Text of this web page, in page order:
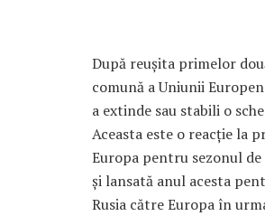
După reușita primelor
comună a Uniunii
a extinde sau stabili o
Aceasta este o reacție la
Europa pentru sezonul
și lansată anul acesta
Rusia către Europa în